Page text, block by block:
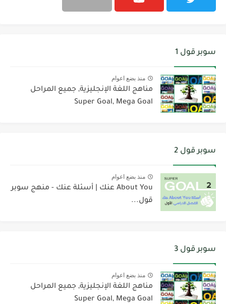
سوبر قول 1
منذ بضع اعوام
مناهج اللغة الإنجليزية, جميع المراحل
Super Goal, Mega Goal
سوبر قول 2
منذ بضع اعوام
About You عنك | أسئلة عنك - منهج سوبر
قول...
سوبر قول 3
منذ بضع اعوام
مناهج اللغة الإنجليزية, جميع المراحل
Super Goal, Mega Goal